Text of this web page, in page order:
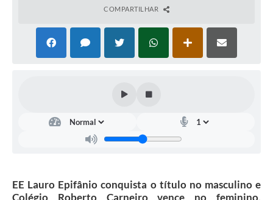
COMPARTILHAR
EE Lauro Epifânio conquista o título no masculino e
Colégio Roberto Carneiro vence no feminino,